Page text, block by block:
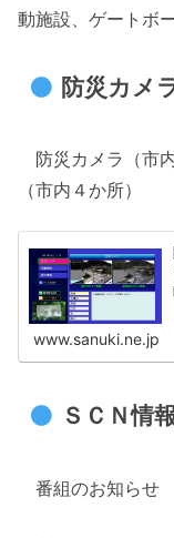
動施設、ゲートボ
防災カメ
防災カメラ（市
（市内４か所）
www.sanuki.ne.jp
ＳＣＮ情
番組のお知らせ